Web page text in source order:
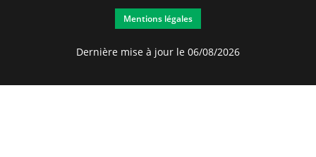
Mentions légales
Dernière mise à jour le 06/08/2026